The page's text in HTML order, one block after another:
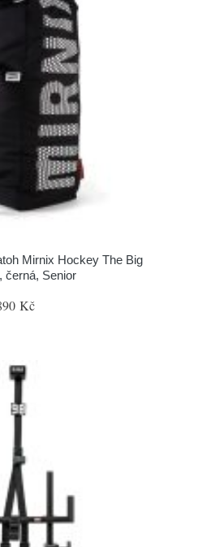
Mirnix Hockey The Big
černá, Senior
Kč